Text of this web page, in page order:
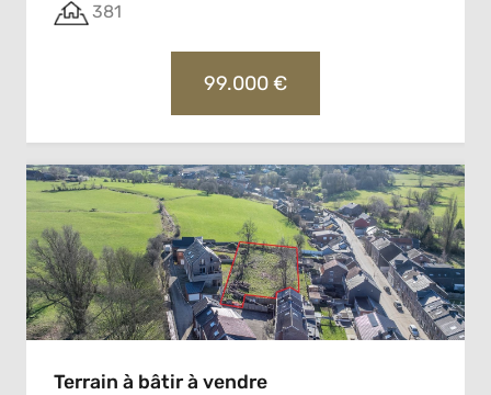
381
99.000 €
Terrain à bâtir à vendre